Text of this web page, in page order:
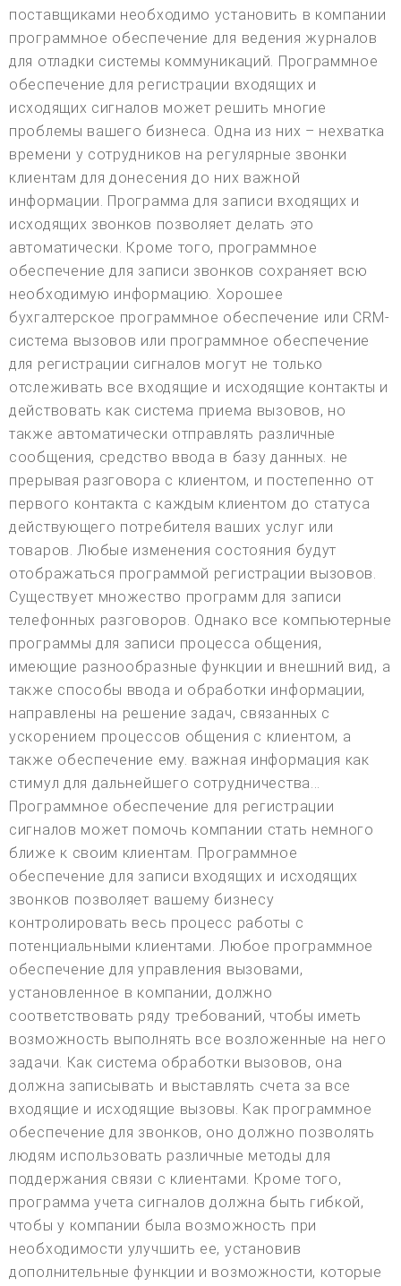
поставщиками необходимо установить в компании
программное обеспечение для ведения журналов
для отладки системы коммуникаций. Программное
обеспечение для регистрации входящих и
исходящих сигналов может решить многие
проблемы вашего бизнеса. Одна из них – нехватка
времени у сотрудников на регулярные звонки
клиентам для донесения до них важной
информации. Программа для записи входящих и
исходящих звонков позволяет делать это
автоматически. Кроме того, программное
обеспечение для записи звонков сохраняет всю
необходимую информацию. Хорошее
бухгалтерское программное обеспечение или CRM-
система вызовов или программное обеспечение
для регистрации сигналов могут не только
отслеживать все входящие и исходящие контакты и
действовать как система приема вызовов, но
также автоматически отправлять различные
сообщения, средство ввода в базу данных. не
прерывая разговора с клиентом, и постепенно от
первого контакта с каждым клиентом до статуса
действующего потребителя ваших услуг или
товаров. Любые изменения состояния будут
отображаться программой регистрации вызовов.
Существует множество программ для записи
телефонных разговоров. Однако все компьютерные
программы для записи процесса общения,
имеющие разнообразные функции и внешний вид, а
также способы ввода и обработки информации,
направлены на решение задач, связанных с
ускорением процессов общения с клиентом, а
также обеспечение ему. важная информация как
стимул для дальнейшего сотрудничества...
Программное обеспечение для регистрации
сигналов может помочь компании стать немного
ближе к своим клиентам. Программное
обеспечение для записи входящих и исходящих
звонков позволяет вашему бизнесу
контролировать весь процесс работы с
потенциальными клиентами. Любое программное
обеспечение для управления вызовами,
установленное в компании, должно
соответствовать ряду требований, чтобы иметь
возможность выполнять все возложенные на него
задачи. Как система обработки вызовов, она
должна записывать и выставлять счета за все
входящие и исходящие вызовы. Как программное
обеспечение для звонков, оно должно позволять
людям использовать различные методы для
поддержания связи с клиентами. Кроме того,
программа учета сигналов должна быть гибкой,
чтобы у компании была возможность при
необходимости улучшить ее, установив
дополнительные функции и возможности, которые